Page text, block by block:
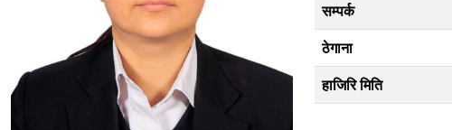
सम्पर्क
ठेगाना
हाजिरि मिति